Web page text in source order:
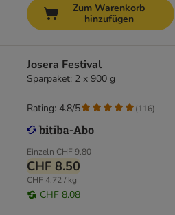
Zum Warenkorb
hinzufügen
Josera Festival
Sparpaket: 2 x 900 g
Einzeln CHF 9.80
CHF 8.50
CHF 4.72 / kg
CHF 8.08
Rating: 4.8/5 (116)